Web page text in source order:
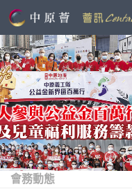
會務動態